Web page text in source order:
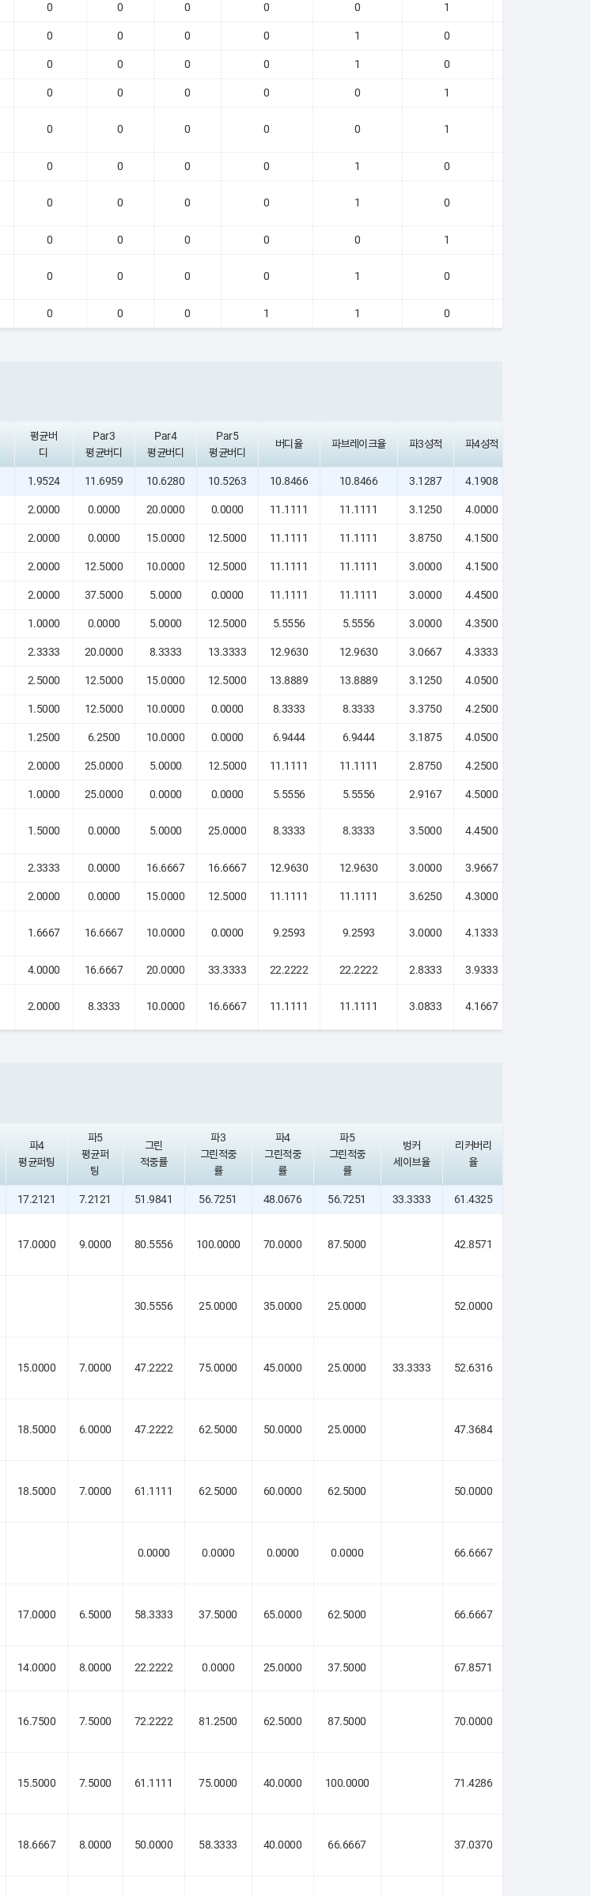
0 0 0 0 0 1
0 0 0 0 1 0
0 0 0 0 1 0
0 0 0 0 0 1
0 0 0 0 0 1
0 0 0 0 1 0
0 0 0 0 1 0
0 0 0 0 0 1
0 0 0 0 1 0
0 0 0 1 1 0
평균버
디
Par3
평균버디
Par4
평균버디
Par5
평균버디
버디율 파브레이크율 파3성적 파4성적
1.9524 11.6959 10.6280 10.5263 10.8466 10.8466 3.1287 4.1908
2.0000 0.0000 20.0000 0.0000 11.1111 11.1111 3.1250 4.0000
2.0000 0.0000 15.0000 12.5000 11.1111 11.1111 3.8750 4.1500
2.0000 12.5000 10.0000 12.5000 11.1111 11.1111 3.0000 4.1500
2.0000 37.5000 5.0000 0.0000 11.1111 11.1111 3.0000 4.4500
1.0000 0.0000 5.0000 12.5000 5.5556 5.5556 3.0000 4.3500
2.3333 20.0000 8.3333 13.3333 12.9630 12.9630 3.0667 4.3333
2.5000 12.5000 15.0000 12.5000 13.8889 13.8889 3.1250 4.0500
1.5000 12.5000 10.0000 0.0000 8.3333 8.3333 3.3750 4.2500
1.2500 6.2500 10.0000 0.0000 6.9444 6.9444 3.1875 4.0500
2.0000 25.0000 5.0000 12.5000 11.1111 11.1111 2.8750 4.2500
1.0000 25.0000 0.0000 0.0000 5.5556 5.5556 2.9167 4.5000
1.5000 0.0000 5.0000 25.0000 8.3333 8.3333 3.5000 4.4500
2.3333 0.0000 16.6667 16.6667 12.9630 12.9630 3.0000 3.9667
2.0000 0.0000 15.0000 12.5000 11.1111 11.1111 3.6250 4.3000
1.6667 16.6667 10.0000 0.0000 9.2593 9.2593 3.0000 4.1333
4.0000 16.6667 20.0000 33.3333 22.2222 22.2222 2.8333 3.9333
2.0000 8.3333 10.0000 16.6667 11.1111 11.1111 3.0833 4.1667
파4
평균퍼팅
파5
평균퍼
팅
그린
적중률
파3
그린적중
률
파4
그린적중
률
파5
그린적중
률
벙커
세이브율
리커버리
율
17.2121 7.2121 51.9841 56.7251 48.0676 56.7251 33.3333 61.4325
17.0000 9.0000 80.5556 100.0000 70.0000 87.5000 42.8571
30.5556 25.0000 35.0000 25.0000 52.0000
15.0000 7.0000 47.2222 75.0000 45.0000 25.0000 33.3333 52.6316
18.5000 6.0000 47.2222 62.5000 50.0000 25.0000 47.3684
18.5000 7.0000 61.1111 62.5000 60.0000 62.5000 50.0000
0.0000 0.0000 0.0000 0.0000 66.6667
17.0000 6.5000 58.3333 37.5000 65.0000 62.5000 66.6667
14.0000 8.0000 22.2222 0.0000 25.0000 37.5000 67.8571
16.7500 7.5000 72.2222 81.2500 62.5000 87.5000 70.0000
15.5000 7.5000 61.1111 75.0000 40.0000 100.0000 71.4286
18.6667 8.0000 50.0000 58.3333 40.0000 66.6667 37.0370